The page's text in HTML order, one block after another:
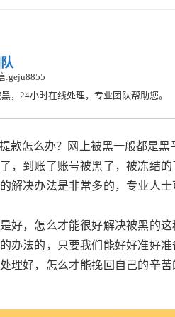
:geju8855
，24小时在线处理，专业团队帮助您。
款怎么办？网上被黑一般都是
，到账了账号被黑了，被冻结
解决办法是非常多的，专业人
好，怎么才能很好解决被黑的
办法的，只要我们能好好准好
理好，怎么才能挽回自己的辛